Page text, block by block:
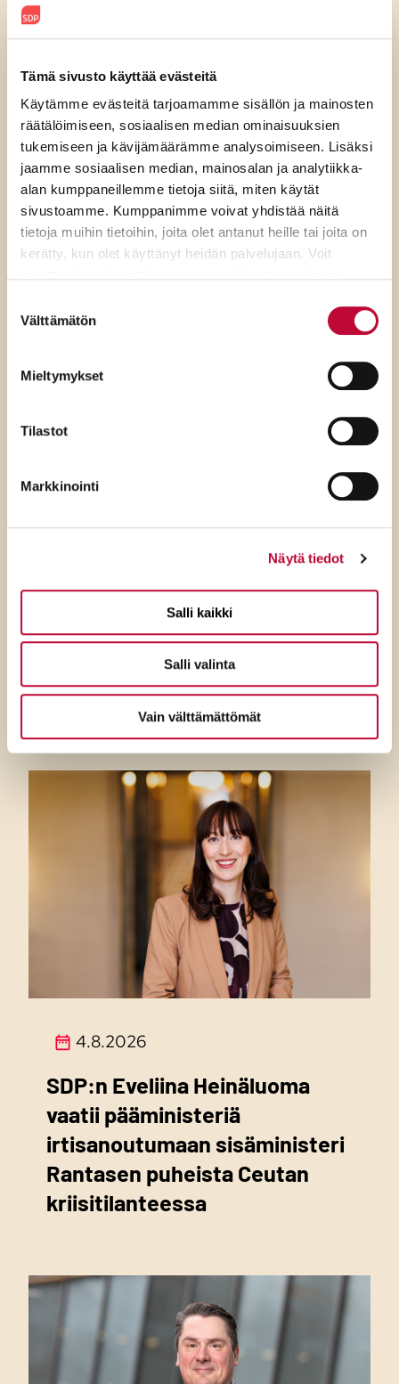
Tämä sivusto käyttää evästeitä
Käytämme evästeitä tarjoamamme sisällön ja mainosten
räätälöimiseen, sosiaalisen median ominaisuuksien
tukemiseen ja kävijämäärämme analysoimiseen. Lisäksi
jaamme sosiaalisen median, mainosalan ja analytiikka-
alan kumppaneillemme tietoja siitä, miten käytät
sivustoamme. Kumppanimme voivat yhdistää näitä
tietoja muihin tietoihin, joita olet antanut heille tai joita on
kerätty, kun olet käyttänyt heidän palvelujaan. Voit
valinta
Välttämätön
Mieltymykset
Tilastot
Markkinointi
Näytä tiedot
Salli kaikki
Salli valinta
Vain välttämättömät
6.8.2026
SDP:n varapuheenjohtaja Niina
Malm: Rydman ylenkatsoo
tavallisia suomalaisia ja
demokratiaa
SDP:n Joona Räsänen: Purran
perinnöksi jää historialliset
alijäämät ja viime töikseen
tyhjennetty valtion kassa
4.8.2026
SDP:n Eveliina Heinäluoma
vaatii pääministeriä
irtisanoutumaan sisäministeri
Rantasen puheista Ceutan
kriisitilanteessa